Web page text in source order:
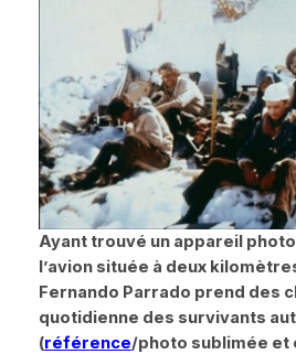
Ayant trouvé un appareil
l’avion située à deux
Fernando Parrado prend des
quotidienne des survivants
(référence/photo sublimée et